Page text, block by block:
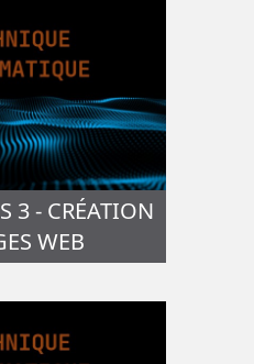
3 - CRÉATION
WEB